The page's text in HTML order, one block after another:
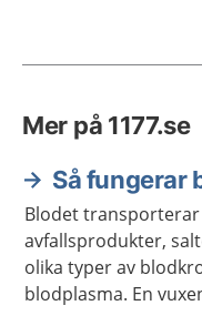
Mer på 1177.se
Så fungerar
Blodet
avfallsprodukter,
olika typer av
blodplasma. En